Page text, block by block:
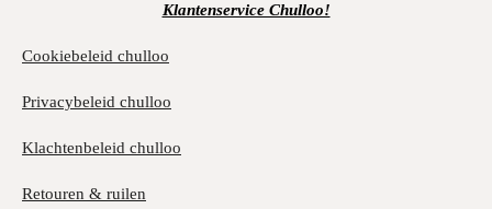
Klantenservice Chulloo!
Cookiebeleid chulloo
Privacybeleid chulloo
Klachtenbeleid chulloo
Retouren & ruilen